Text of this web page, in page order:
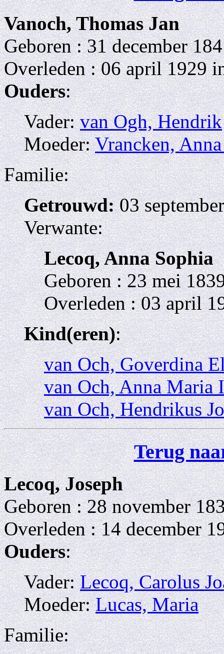
Vanoch, Thomas Jan
Geboren : 31 december
Overleden : 06 april 1929
Ouders:
Vader:van Ogh, Hendrik
Moeder:Vrancken,
Familie:
Getrouwd:03
Verwante:
Lecoq, Anna Sophia
Geboren : 23 mei
Overleden : 03 april
Kind(eren):
van Och, Goverdina
van Och, Anna Maria
van Och, Hendrikus
Terug
Lecoq, Joseph
Geboren : 28 november
Overleden : 14 december
Ouders:
Vader:Lecoq, Carolus
Moeder:Lucas, Maria
Familie: